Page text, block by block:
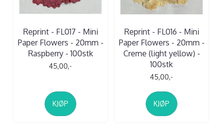
Reprint - FL017 - Mini
Paper Flowers - 20mm -
Raspberry - 100stk
45,00,-
KJØP
Reprint - FL016 - Mini
Paper Flowers - 20mm -
Creme (light yellow) -
100stk
45,00,-
KJØP